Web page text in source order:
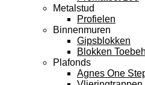
Metalstud
Profielen
Binnenmuren
Gipsblokken
Blokken
Plafonds
Agnes One